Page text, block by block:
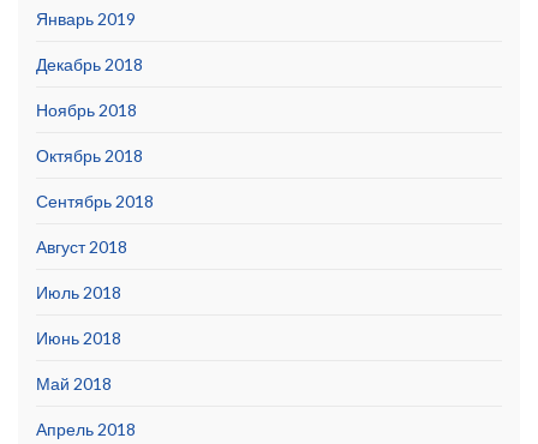
Январь 2019
Декабрь 2018
Ноябрь 2018
Октябрь 2018
Сентябрь 2018
Август 2018
Июль 2018
Июнь 2018
Май 2018
Апрель 2018